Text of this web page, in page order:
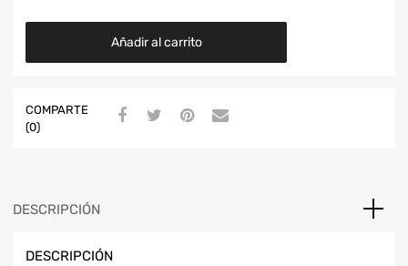
Añadir al carrito
COMPARTE
(0)
DESCRIPCIÓN
DESCRIPCIÓN